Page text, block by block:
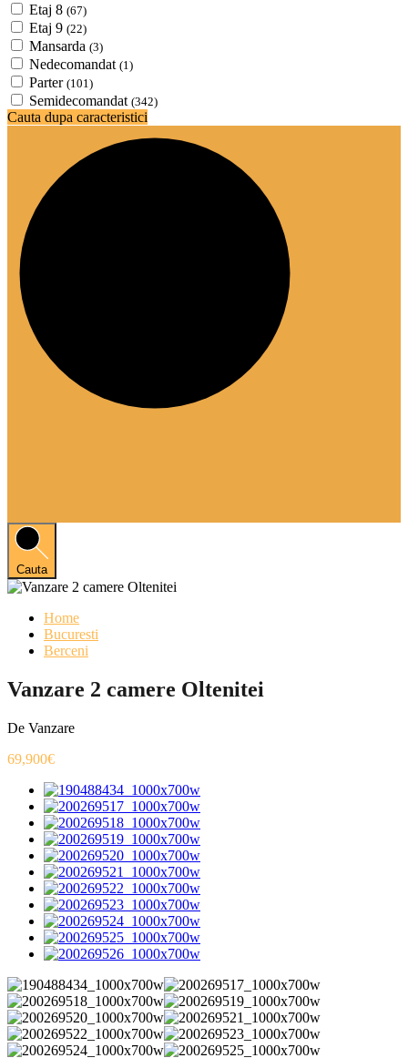
Etaj 8 (67)
Etaj 9 (22)
Mansarda (3)
Nedecomandat (1)
Parter (101)
Semidecomandat (342)
Cauta dupa caracteristici
Cauta
Home
Bucuresti
Berceni
Vanzare 2 camere Oltenitei
De Vanzare
69,900€